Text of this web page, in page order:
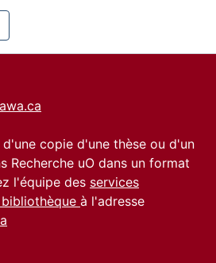
copie d'une thèse ou d'un
Recherche uO dans un format
l'équipe des services
à l'adresse